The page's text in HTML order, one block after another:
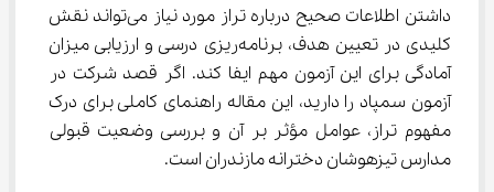
داشتن اطلاعات صحیح درباره تراز مورد نیاز می‌تواند نقش
کلیدی در تعیین هدف، برنامه‌ریزی درسی و ارزیابی میزان
آمادگی برای این آزمون مهم ایفا کند. اگر قصد شرکت در
آزمون سمپاد را دارید، این مقاله راهنمای کاملی برای درک
مفهوم تراز، عوامل مؤثر بر آن و بررسی وضعیت قبولی
مدارس تیزهوشان دخترانه مازندران است.